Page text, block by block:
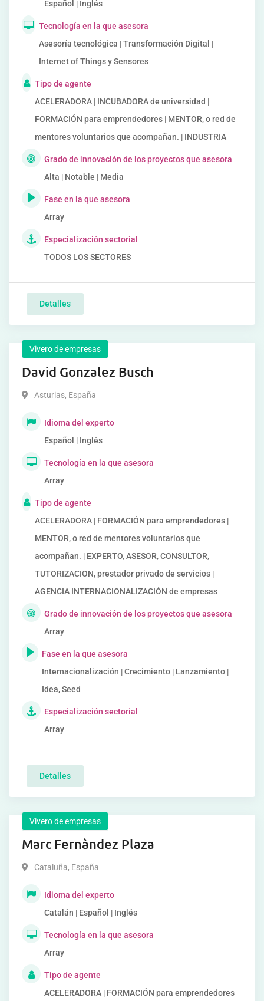
Español | Inglés
Tecnología en la que asesora
Asesoría tecnológica | Transformación Digital |
Internet of Things y Sensores
Tipo de agente
ACELERADORA | INCUBADORA de universidad |
FORMACIÓN para emprendedores | MENTOR, o red de
mentores voluntarios que acompañan. | INDUSTRIA
Grado de innovación de los proyectos que asesora
Alta | Notable | Media
Fase en la que asesora
Array
Especialización sectorial
TODOS LOS SECTORES
Detalles
Vivero de empresas
David Gonzalez Busch
Asturias, España
Idioma del experto
Español | Inglés
Tecnología en la que asesora
Array
Tipo de agente
ACELERADORA | FORMACIÓN para emprendedores |
MENTOR, o red de mentores voluntarios que
acompañan. | EXPERTO, ASESOR, CONSULTOR,
TUTORIZACION, prestador privado de servicios |
AGENCIA INTERNACIONALIZACIÓN de empresas
Grado de innovación de los proyectos que asesora
Array
Fase en la que asesora
Internacionalización | Crecimiento | Lanzamiento |
Idea, Seed
Especialización sectorial
Array
Detalles
Vivero de empresas
Marc Fernàndez Plaza
Cataluña, España
Idioma del experto
Catalán | Español | Inglés
Tecnología en la que asesora
Array
Tipo de agente
ACELERADORA | FORMACIÓN para emprendedores